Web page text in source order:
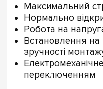
Максимальний
Нормально
Робота на
Встановлення на
зручності
переключенням